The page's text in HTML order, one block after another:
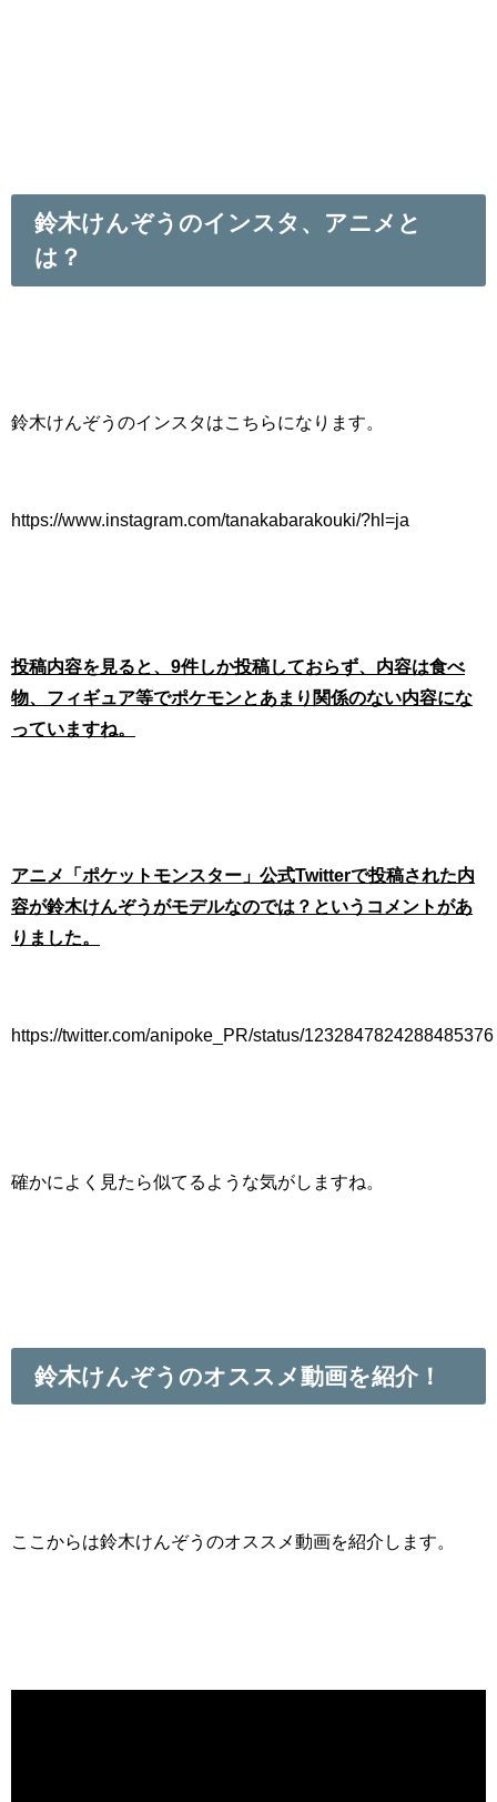
鈴木けんぞうのインスタ、アニメと
は？
鈴木けんぞうのインスタはこちらになります。
https://www.instagram.com/tanakabarakouki/?hl=ja
投稿内容を見ると、9件しか投稿しておらず、内容は食べ
物、フィギュア等でポケモンとあまり関係のない内容にな
っていますね。
アニメ「ポケットモンスター」公式Twitterで投稿された内
容が鈴木けんぞうがモデルなのでは？というコメントがあ
りました。
https://twitter.com/anipoke_PR/status/1232847824288485376
確かによく見たら似てるような気がしますね。
鈴木けんぞうのオススメ動画を紹介！
ここからは鈴木けんぞうのオススメ動画を紹介します。